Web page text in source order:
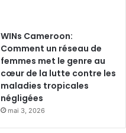
WINs Cameroon:
Comment un réseau de
femmes met le genre au
cœur de la lutte contre les
maladies tropicales
négligées
mai 3, 2026